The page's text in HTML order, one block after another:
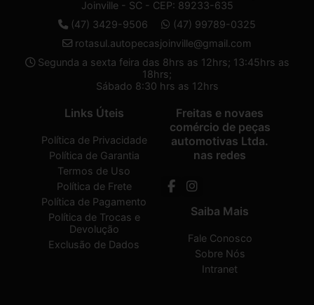
Joinville - SC - CEP: 89233-635
(47) 3429-9506
(47) 99789-0325
rotasul.autopecasjoinville@gmail.com
Segunda a sexta feira das 8hrs as 12hrs; 13:45hrs as
18hrs;
Sábado 8:30 hrs as 12hrs
Links Úteis
Política de Privacidade
Política de Garantia
Termos de Uso
Política de Frete
Política de Pagamento
Política de Trocas e
Devolução
Exclusão de Dados
Freitas e novaes
comércio de peças
automotivas Ltda.
nas redes
Saiba Mais
Fale Conosco
Sobre Nós
Intranet